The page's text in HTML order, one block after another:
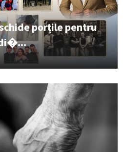
porțile pentru